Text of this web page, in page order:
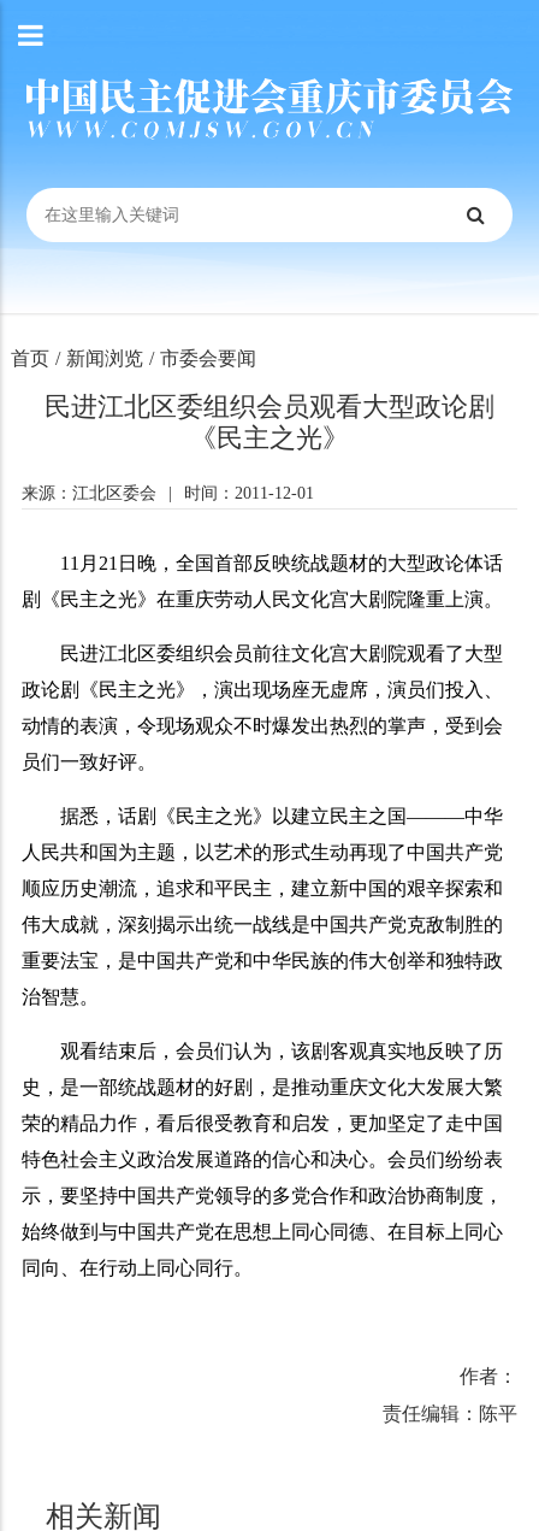
首页 / 新闻浏览 / 市委会要闻
民进江北区委组织会员观看大型政论剧
《民主之光》
来源：江北区委会 时间：2011-12-01
11 月 21 日 晚，全国首部反映统战题材的大型政论体话
剧《民主之光》在重庆劳动人民文化宫大剧院隆重上演。
民进江北区委组织会员前往文化宫大剧院观看了大型
政论剧《民主之光》，演出现场座无虚席，演员们投入、
动情的表演，令现场观众不时爆发出热烈的掌声，受到会
员们一致好评。
据悉，话剧《民主之光》以建立民主之国———中华
人民共和国为主题，以艺术的形式生动再现了中国共产党
顺应历史潮流，追求和平民主，建立新中国的艰辛探索和
伟大成就，深刻揭示出统一战线是中国共产党克敌制胜的
重要法宝，是中国共产党和中华民族的伟大创举和独特政
治智慧。
观看结束后，会员们认为，该剧客观真实地反映了历
史，是一部统战题材的好剧，是推动重庆文化大发展大繁
荣的精品力作，看后很受教育和启发，更加坚定了走中国
特色社会主义政治发展道路的信心和决心。会员们纷纷表
示，要坚持中国共产党领导的多党合作和政治协商制度，
始终做到与中国共产党在思想上同心同德、在目标上同心
同向、在行动上同心同行。
作者：
责任编辑：陈平
相关新闻